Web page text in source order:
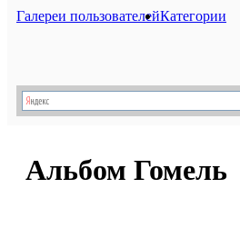
Галереи пользователейКатегории
Альбом Гомель